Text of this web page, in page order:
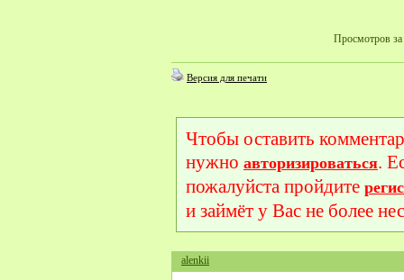
Просмотров за
Версия для печати
Чтобы оставить
нужно авторизироваться.
пожалуйста пройдите
и займёт у Вас не более
alenkii